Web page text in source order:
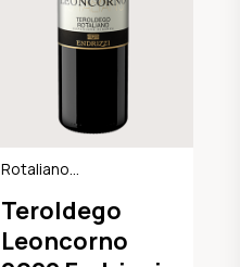
Rotaliano
DOP
Teroldego
Leoncorno